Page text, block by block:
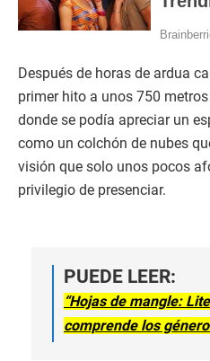
Después de horas de ardua
primer hito a unos 750
donde se podía apreciar un
como un colchón de nubes
visión que solo unos pocos
privilegio de presenciar.
PUEDE LEER:
“Hojas de mangle:
comprende los